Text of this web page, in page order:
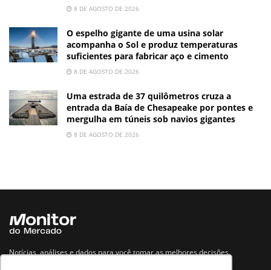
8 DE AGOSTO DE 2026
O espelho gigante de uma usina solar
acompanha o Sol e produz temperaturas
suficientes para fabricar aço e cimento
8 DE AGOSTO DE 2026
Uma estrada de 37 quilômetros cruza a
entrada da Baía de Chesapeake por pontes e
mergulha em túneis sob navios gigantes
8 DE AGOSTO DE 2026
Notícias, análises e dados para você tomar as melhores decisões.